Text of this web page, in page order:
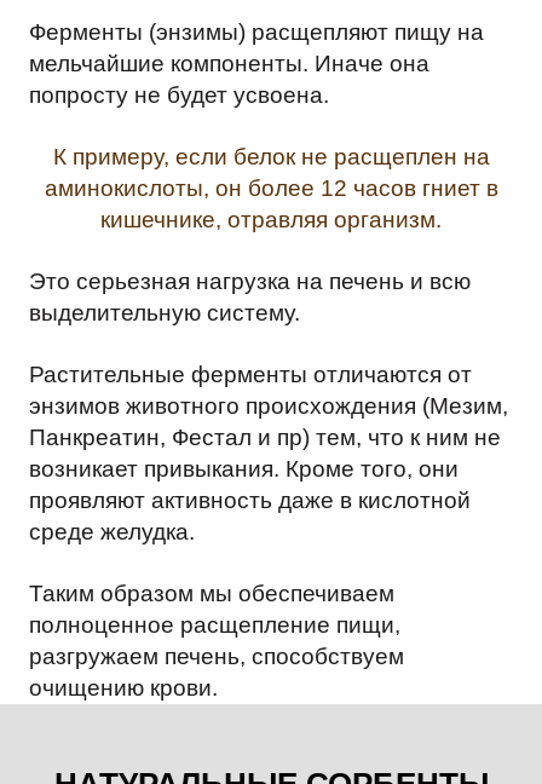
Ферменты (энзимы) расщепляют пищу на
мельчайшие компоненты. Иначе она
попросту не будет усвоена.
К примеру, если белок не расщеплен на
аминокислоты, он более 12 часов гниет в
кишечнике, отравляя организм.
Это серьезная нагрузка на печень и всю
выделительную систему.
Растительные ферменты отличаются от
энзимов животного происхождения (Мезим,
Панкреатин, Фестал и пр) тем, что к ним не
возникает привыкания. Кроме того, они
проявляют активность даже в кислотной
среде желудка.
Таким образом мы обеспечиваем
полноценное расщепление пищи,
разгружаем печень, способствуем
очищению крови.